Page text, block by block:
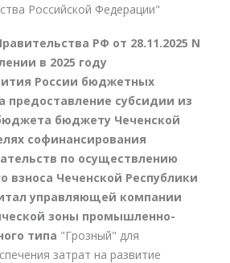
Российской Федерации"
РФ от 28.11.2025 N
в 2025 году
России бюджетных
предоставление субсидии из
бюджету Чеченской
софинансирования
по осуществлению
взноса Чеченской Республики
управляющей компании
зоны промышленно-
типа "Грозный" для
затрат на развитие